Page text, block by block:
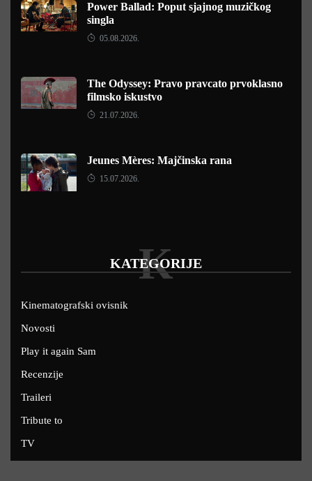
Power Ballad: Poput sjajnog muzičkog
singla
05.08.2026.
The Odyssey: Pravo pravcato prvoklasno
filmsko iskustvo
21.07.2026.
Jeunes Mères: Majčinska rana
15.07.2026.
KATEGORIJE
K
Kinematografski ovisnik
Novosti
Play it again Sam
Recenzije
Traileri
Tribute to
TV